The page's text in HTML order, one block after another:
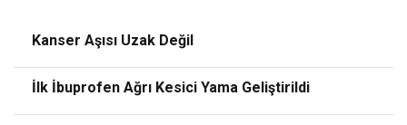
Kanser Aşısı Uzak Değil
İlk İbuprofen Ağrı Kesici Yama Geliştirildi